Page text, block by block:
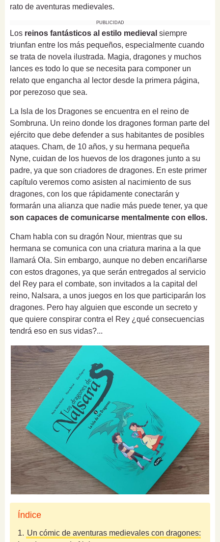
rato de aventuras medievales.
PUBLICIDAD
Los reinos fantásticos al estilo medieval siempre
triunfan entre los más pequeños, especialmente cuando
se trata de novela ilustrada. Magia, dragones y muchos
lances es todo lo que se necesita para componer un
relato que engancha al lector desde la primera página,
por perezoso que sea.
La Isla de los Dragones se encuentra en el reino de
Sombruna. Un reino donde los dragones forman parte del
ejército que debe defender a sus habitantes de posibles
ataques. Cham, de 10 años, y su hermana pequeña
Nyne, cuidan de los huevos de los dragones junto a su
padre, ya que son criadores de dragones. En este primer
capítulo veremos como asisten al nacimiento de sus
dragones, con los que rápidamente conectarán y
formarán una alianza que nadie más puede tener, ya que
son capaces de comunicarse mentalmente con ellos.
Cham habla con su dragón Nour, mientras que su
hermana se comunica con una criatura marina a la que
llamará Ola. Sin embargo, aunque no deben encariñarse
con estos dragones, ya que serán entregados al servicio
del Rey para el combate, son invitados a la capital del
reino, Nalsara, a unos juegos en los que participarán los
dragones. Pero hay alguien que esconde un secreto y
que quiere conspirar contra el Rey ¿qué consecuencias
tendrá eso en sus vidas?...
Índice
1. Un cómic de aventuras medievales con dragones: